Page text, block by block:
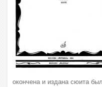
окончена и издана сюита